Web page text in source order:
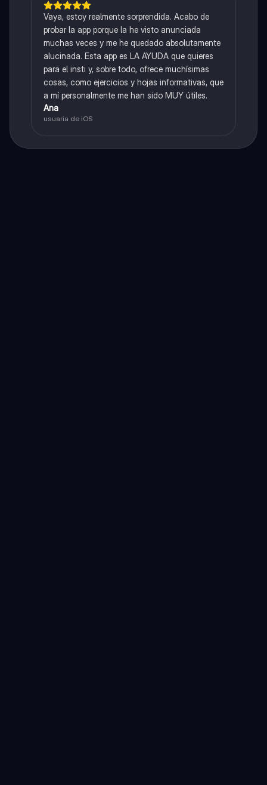
Vaya, estoy realmente sorprendida. Acabo de
probar la app porque la he visto anunciada
muchas veces y me he quedado absolutamente
alucinada. Esta app es LA AYUDA que quieres
para el insti y, sobre todo, ofrece muchísimas
cosas, como ejercicios y hojas informativas, que
a mí personalmente me han sido MUY útiles.
Ana
usuaria de iOS